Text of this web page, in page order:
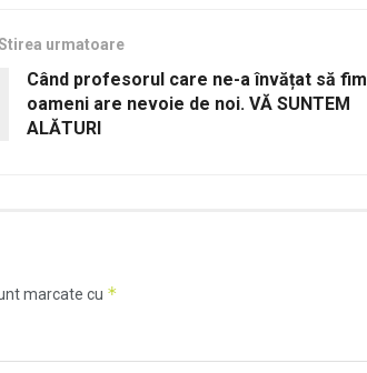
urmatoare
Când profesorul care ne-a învățat să fim
oameni are nevoie de noi. VĂ SUNTEM
ALĂTURI
marcate cu *